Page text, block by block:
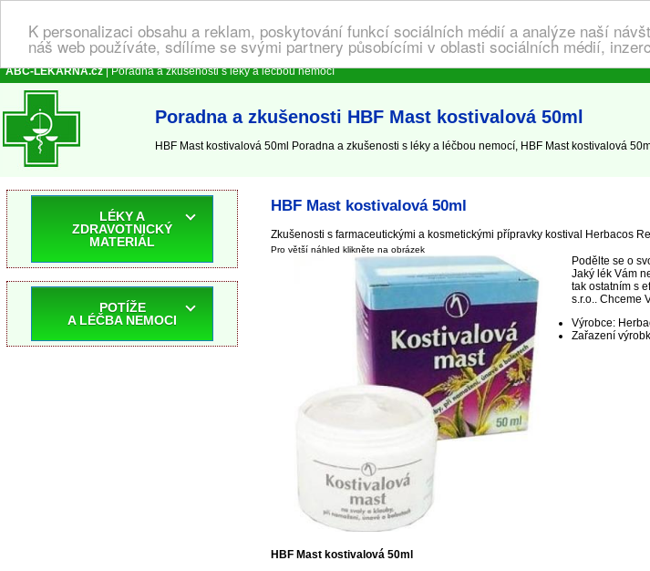
K personalizaci obsahu a reklam, poskytování funkcí sociálních médií a analýze naší
náš web používáte, sdílíme se svými partnery působícími v oblasti sociálních médií,
ABC-LEKARNA.cz| Poradna a zkušenosti s léky a léčbou nemocí
Poradna a zkušenosti HBF Mast kostivalová 50ml
HBF Mast kostivalová 50ml Poradna a zkušenosti s léky a léčbou nemocí, HBF Mast kostivalová
HBF Mast kostivalová 50ml
Zkušenosti s farmaceutickými a kosmetickými přípravky kostival Herbacos
Pro větší náhled klikněte na obrázek
Podělte se o
Jaký lék Vám
tak ostatním s
s.r.o.. Chceme
Výrobce:
Zařazení
HBF Mast kostivalová 50ml
LÉKY A
ZDRAVOTNICKÝ
MATERIÁL
POTÍŽE
A LÉČBA NEMOCI